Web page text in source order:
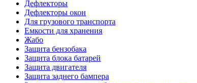
Дефлекторы
Дефлекторы окон
Для грузового транспорта
Емкости для хранения
Жабо
Защита бензобака
Защита блока батарей
Защита двигателя
Защита заднего бампера